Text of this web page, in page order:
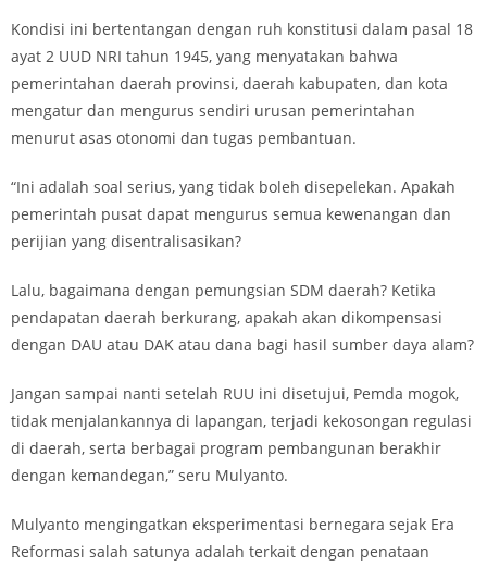
Kondisi ini bertentangan dengan ruh konstitusi dalam pasal 18
ayat 2 UUD NRI tahun 1945, yang menyatakan bahwa
pemerintahan daerah provinsi, daerah kabupaten, dan kota
mengatur dan mengurus sendiri urusan pemerintahan
menurut asas otonomi dan tugas pembantuan.
“Ini adalah soal serius, yang tidak boleh disepelekan. Apakah
pemerintah pusat dapat mengurus semua kewenangan dan
perijian yang disentralisasikan?
Lalu, bagaimana dengan pemungsian SDM daerah? Ketika
pendapatan daerah berkurang, apakah akan dikompensasi
dengan DAU atau DAK atau dana bagi hasil sumber daya alam?
Jangan sampai nanti setelah RUU ini disetujui, Pemda mogok,
tidak menjalankannya di lapangan, terjadi kekosongan regulasi
di daerah, serta berbagai program pembangunan berakhir
dengan kemandegan,” seru Mulyanto.
Mulyanto mengingatkan eksperimentasi bernegara sejak Era
Reformasi salah satunya adalah terkait dengan penataan